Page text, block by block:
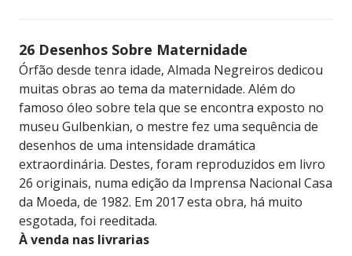
26 Desenhos Sobre Maternidade
Órfão desde tenra idade, Almada Negreiros dedicou
muitas obras ao tema da maternidade. Além do
famoso óleo sobre tela que se encontra exposto no
museu Gulbenkian, o mestre fez uma sequência de
desenhos de uma intensidade dramática
extraordinária. Destes, foram reproduzidos em livro
26 originais, numa edição da Imprensa Nacional Casa
da Moeda, de 1982. Em 2017 esta obra, há muito
esgotada, foi reeditada.
À venda nas livrarias